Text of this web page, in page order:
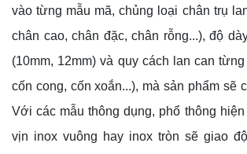
vào từng mẫu mã, chủng loại chân trụ
chân cao, chân đặc, chân rỗng...), độ
(10mm, 12mm) và quy cách lan can
cốn cong, cốn xoắn...), mà sản phẩm sẽ
Với các mẫu thông dụng, phổ thông
vịn inox vuông hay inox tròn sẽ giao